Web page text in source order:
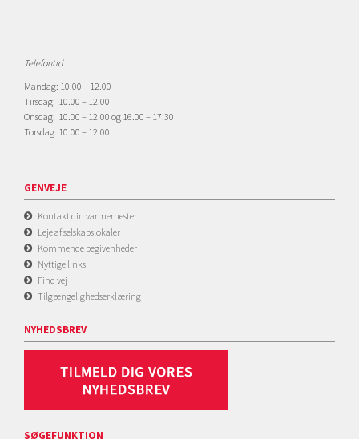
Telefontid
Mandag: 10.00 – 12.00
Tirsdag: 10.00 – 12.00
Onsdag: 10.00 – 12.00 og 16.00 – 17.30
Torsdag: 10.00 – 12.00
GENVEJE
Kontakt din varmemester
Leje af selskabslokaler
Kommende begivenheder
Nyttige links
Find vej
Tilgængelighedserklæring
NYHEDSBREV
SØGEFUNKTION